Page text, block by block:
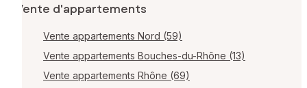
Vente d'appartements
Vente appartements Nord (59)
Vente appartements Bouches-du-Rhône (13)
Vente appartements Rhône (69)